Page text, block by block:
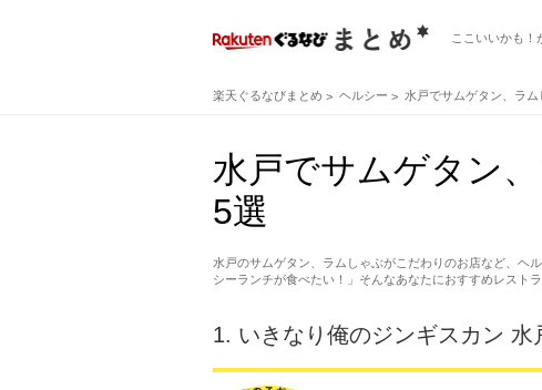
ここいいかも！
楽天ぐるなびまとめ ヘルシー 水戸でサムゲタン、ラ
水戸でサムゲタン
5選
水戸のサムゲタン、ラムしゃぶがこだわりのお店など、ヘ
シーランチが食べたい！」そんなあなたにおすすめレスト
1. いきなり俺のジンギスカン 水